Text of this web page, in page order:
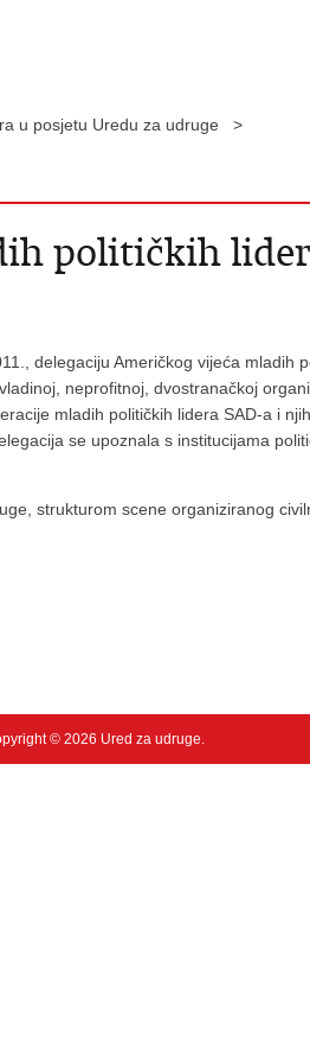
u posjetu Uredu za udruge >
političkih
delegaciju Američkog vijeća mladih
neprofitnoj, dvostranačkoj
mladih političkih lidera SAD-a i
se upoznala s institucijama
strukturom scene organiziranog
© 2026 Ured za udruge.